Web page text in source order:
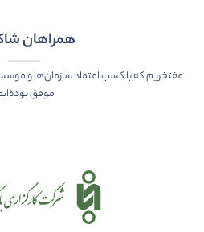
همراهان
مفتخریم که با کسب اعتماد سازمان‌ها و
موفق